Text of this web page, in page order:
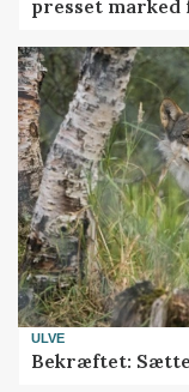
presset marked
ULVE
Bekræftet: